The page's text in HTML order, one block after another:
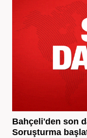
Bahçeli'den son
Soruşturma